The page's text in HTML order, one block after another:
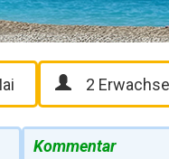
Kommentar